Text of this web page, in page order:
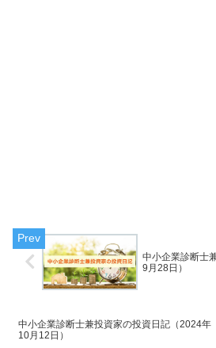
中小企業診断士
9月28日）
中小企業診断士兼投資家の投資日記（2024年
10月12日）